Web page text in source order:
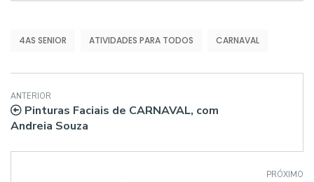
4AS SENIOR ATIVIDADES PARA TODOS CARNAVAL
ANTERIOR
Pinturas Faciais de CARNAVAL, com
Andreia Souza
PRÓXIMO